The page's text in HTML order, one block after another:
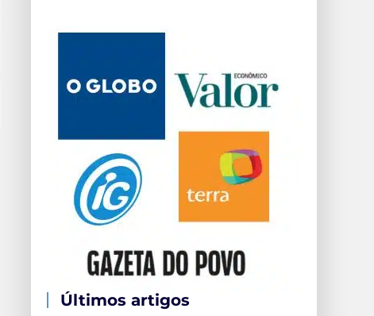
Últimos artigos